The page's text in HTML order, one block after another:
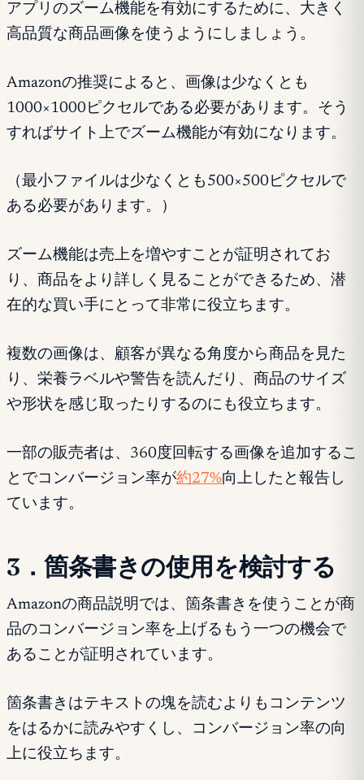
アプリのズーム機能を有効にするために、大きく
高品質な商品画像を使うようにしましょう。
Amazonの推奨によると、画像は少なくとも
1000×1000ピクセルである必要があります。そう
すればサイト上でズーム機能が有効になります。
（最小ファイルは少なくとも500×500ピクセルで
ある必要があります。）
ズーム機能は売上を増やすことが証明されてお
り、商品をより詳しく見ることができるため、潜
在的な買い手にとって非常に役立ちます。
複数の画像は、顧客が異なる角度から商品を見た
り、栄養ラベルや警告を読んだり、商品のサイズ
や形状を感じ取ったりするのにも役立ちます。
一部の販売者は、360度回転する画像を追加するこ
とでコンバージョン率が約27%向上したと報告し
ています。
3．箇条書きの使用を検討する
Amazonの商品説明では、箇条書きを使うことが商
品のコンバージョン率を上げるもう一つの機会で
あることが証明されています。
箇条書きはテキストの塊を読むよりもコンテンツ
をはるかに読みやすくし、コンバージョン率の向
上に役立ちます。